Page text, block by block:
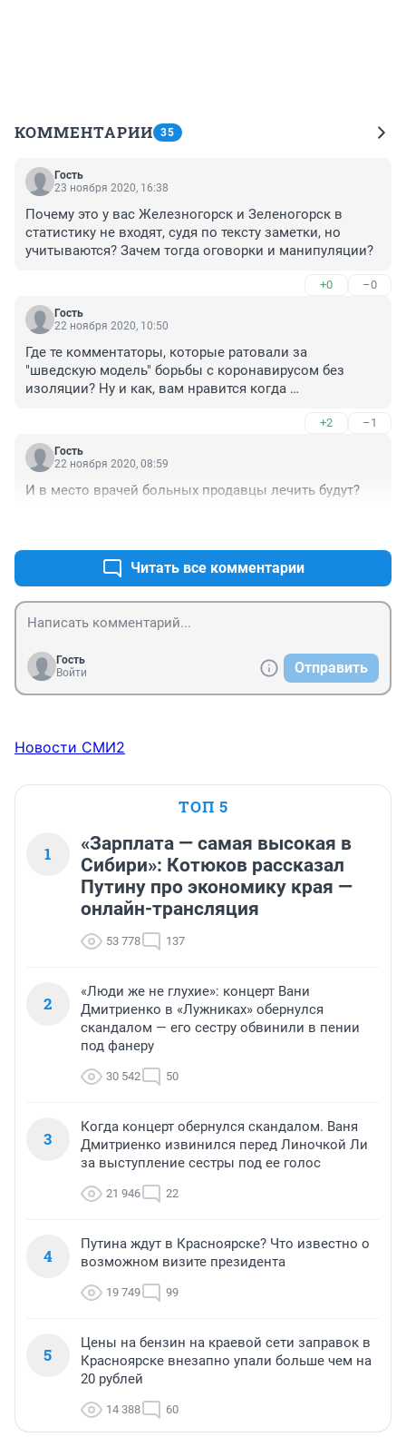
КОММЕНТАРИИ 35
Гость
23 ноября 2020, 16:38
Почему это у вас Железногорск и Зеленогорск в
статистику не входят, судя по тексту заметки, но
учитываются? Зачем тогда оговорки и манипуляции?
+0 –0
Гость
22 ноября 2020, 10:50
Где те комментаторы, которые ратовали за
"шведскую модель" борьбы с коронавирусом без
изоляции? Ну и как, вам нравится когда
заболевших, нравится что даже скорую невозможно
вызвать из-за массовых звонков? Ну вот и радуйтесь
теперь, вы этого тут хотели, когда нахваливали эту
ложкой!
+2 –1
Гость
22 ноября 2020, 08:59
И в место врачей больных продавцы лечить будут?
Читать все комментарии
Гость
Войти
Отправить
Новости СМИ2
ТОП 5
1
«Зарплата — самая высокая в
Сибири»: Котюков рассказал
Путину про экономику края —
онлайн-трансляция
53 778 137
2
«Люди же не глухие»: концерт Вани
Дмитриенко в «Лужниках» обернулся
скандалом — его сестру обвинили в пении
под фанеру
30 542 50
3
Когда концерт обернулся скандалом. Ваня
Дмитриенко извинился перед Линочкой Ли
за выступление сестры под ее голос
21 946 22
4
Путина ждут в Красноярске? Что известно о
возможном визите президента
19 749 99
5
Цены на бензин на краевой сети заправок в
Красноярске внезапно упали больше чем на
20 рублей
14 388 60